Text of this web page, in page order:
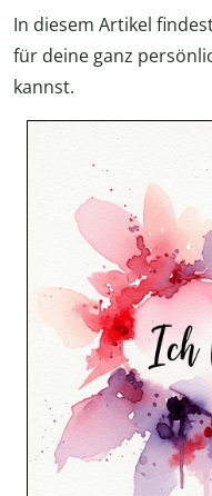
In diesem Artikel
für deine ganz
kannst.